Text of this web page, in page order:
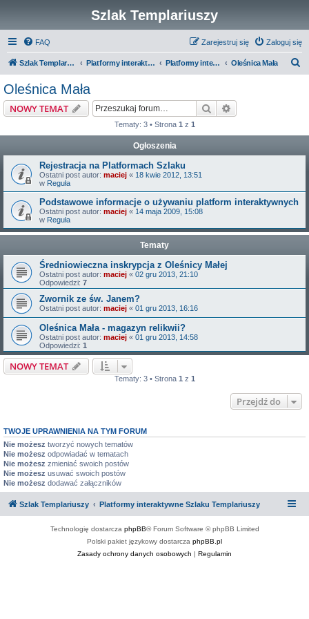
Szlak Templariuszy
FAQ Zaloguj się
Zarejestruj się
Szlak Templariuszy Platformy interaktywne Szlaku Templariuszy Platformy interaktywne - Miejsca związane z Templariuszami Oleśnica Mała
Oleśnica Mała
NOWY TEMAT Szukaj
Tematy: 3 • Strona 1 z 1
Ogłoszenia
Rejestracja na Platformach Szlaku
Ostatni post autor: maciej « 18 kwie 2012, 13:51
w Reguła
Podstawowe informacje o używaniu platform interaktywnych
Ostatni post autor: maciej « 14 maja 2009, 15:08
w Reguła
Tematy
Średniowieczna inskrypcja z Oleśnicy Małej
Ostatni post autor: maciej « 02 gru 2013, 21:10
Odpowiedzi: 7
Zwornik ze św. Janem?
Ostatni post autor: maciej « 01 gru 2013, 16:16
Oleśnica Mała - magazyn relikwii?
Ostatni post autor: maciej « 01 gru 2013, 14:58
Odpowiedzi: 1
NOWY TEMAT
Tematy: 3 • Strona 1 z 1
Przejdź do
TWOJE UPRAWNIENIA NA TYM FORUM
Nie możesz tworzyć nowych tematów
Nie możesz odpowiadać w tematach
Nie możesz zmieniać swoich postów
Nie możesz usuwać swoich postów
Nie możesz dodawać załączników
Szlak Templariuszy Platformy interaktywne Szlaku Templariuszy
Technologię dostarcza phpBB® Forum Software © phpBB Limited
Polski pakiet językowy dostarcza phpBB.pl
Zasady ochrony danych osobowych | Regulamin